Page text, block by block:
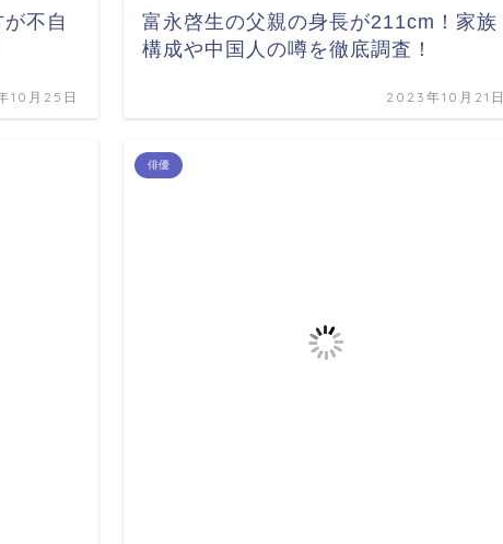
不自
10月25日
富永啓生の父親の身長が211cm！家族
構成や中国人の噂を徹底調査！
2023年10月21日
俳優